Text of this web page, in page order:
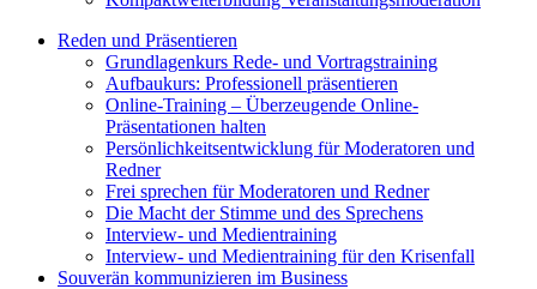
Reden und Präsentieren
Grundlagenkurs Rede- und Vortragstraining
Aufbaukurs: Professionell präsentieren
Online-Training – Überzeugende Online-
Präsentationen halten
Persönlichkeitsentwicklung für Moderatoren und
Redner
Frei sprechen für Moderatoren und Redner
Die Macht der Stimme und des Sprechens
Interview- und Medientraining
Interview- und Medientraining für den Krisenfall
Souverän kommunizieren im Business